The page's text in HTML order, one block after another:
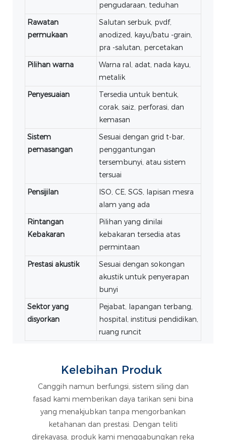
pengudaraan, teduhan
Rawatan
permukaan
Salutan serbuk, pvdf,
anodized, kayu/batu -grain,
pra -salutan, percetakan
Pilihan warna
Warna ral, adat, nada kayu,
metalik
Penyesuaian
Tersedia untuk bentuk,
corak, saiz, perforasi, dan
kemasan
Sistem
pemasangan
Sesuai dengan grid t-bar,
penggantungan
tersembunyi, atau sistem
tersuai
Pensijilan
ISO, CE, SGS, lapisan mesra
alam yang ada
Rintangan
Kebakaran
Pilihan yang dinilai
kebakaran tersedia atas
permintaan
Prestasi akustik
Sesuai dengan sokongan
akustik untuk penyerapan
bunyi
Sektor yang
disyorkan
Pejabat, lapangan terbang,
hospital, institusi pendidikan,
ruang runcit
Kelebihan Produk
Canggih namun berfungsi, sistem siling dan
fasad kami memberikan daya tarikan seni bina
yang menakjubkan tanpa mengorbankan
ketahanan dan prestasi. Dengan teliti
direkayasa, produk kami menggabungkan reka